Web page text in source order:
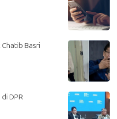
Basri
DPR